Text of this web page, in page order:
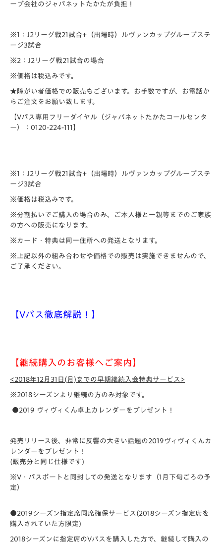
ープ会社のジャパネットたかたが負担！
※1：J2リーグ戦21試合+（出場時）ルヴァンカップグループステ
ージ3試合
※2：J2リーグ戦21試合の場合
※価格は税込みです。
★障がい者価格での販売もございます。お手数ですが、お電話か
らご注文をお願い致します。
【Vパス専用フリーダイヤル（ジャパネットたかたコールセンタ
ー）：0120-224-111】
※1：J2リーグ戦21試合+（出場時）ルヴァンカップグループステ
ージ3試合
※価格は税込みです。
※分割払いでご購入の場合のみ、ご本人様と一親等までのご家族
の方への販売になります。
※カード・特典は同一住所への発送となります。
※上記以外の組み合わせや価格での販売は実施できませんので、
ご了承ください。
【Vパス徹底解説！】
【継続購入のお客様へご案内】
<2018年12月31日(月)までの早期継続入会特典サービス>
※2018シーズンより継続の方のみ対象です。
●2019 ヴィヴィくん卓上カレンダーをプレゼント！
発売リリース後、非常に反響の大きい話題の2019ヴィヴィくんカ
レンダーをプレゼント！
(販売分と同じ仕様です)
※V・パスポートと同封しての発送となります（1月下旬ごろの予
定）
●2019シーズン指定席同席確保サービス (2018シーズン指定席を
購入されていた方限定)
2018シーズンに指定席のVパスを購入した方で、継続して購入の